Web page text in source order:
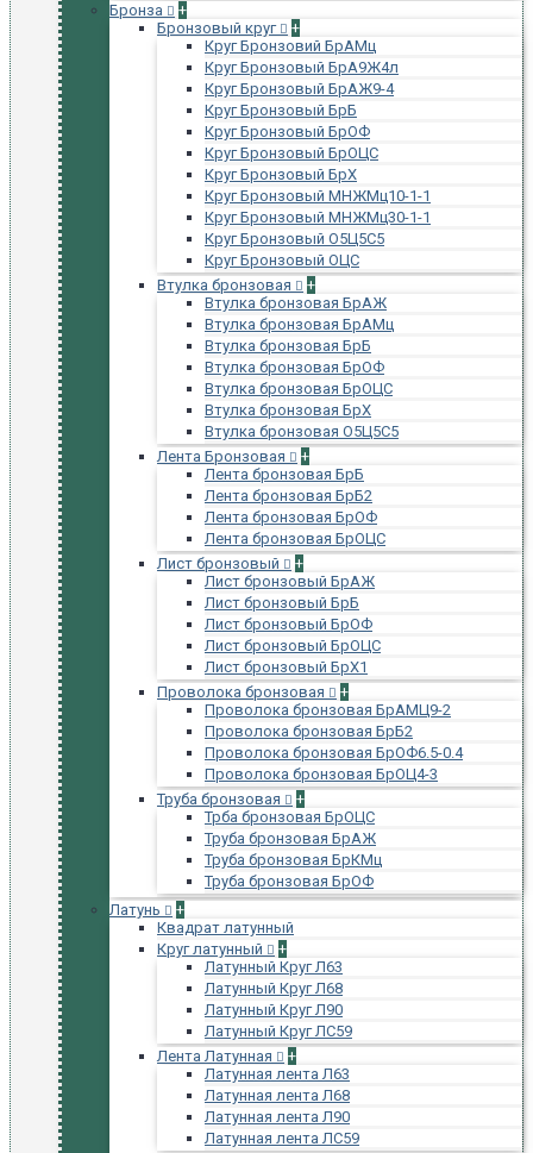
Бронза
+
Бронзовый круг
+
Круг Бронзовий БрАМц
Круг Бронзовый БрА9Ж4л
Круг Бронзовый БрАЖ9-4
Круг Бронзовый БрБ
Круг Бронзовый БрОФ
Круг Бронзовый БрОЦС
Круг Бронзовый БрХ
Круг Бронзовый МНЖМц10-1-1
Круг Бронзовый МНЖМц30-1-1
Круг Бронзовый О5Ц5С5
Круг Бронзовый ОЦС
Втулка бронзовая
+
Втулка бронзовая БрАЖ
Втулка бронзовая БрАМц
Втулка бронзовая БрБ
Втулка бронзовая БрОФ
Втулка бронзовая БрОЦС
Втулка бронзовая БрХ
Втулка бронзовая О5Ц5С5
Лента Бронзовая
+
Лента бронзовая БрБ
Лента бронзовая БрБ2
Лента бронзовая БрОФ
Лента бронзовая БрОЦС
Лист бронзовый
+
Лист бронзовый БрАЖ
Лист бронзовый БрБ
Лист бронзовый БрОФ
Лист бронзовый БрОЦС
Лист бронзовый БрХ1
Проволока бронзовая
+
Проволока бронзовая БрАМЦ9-2
Проволока бронзовая БрБ2
Проволока бронзовая БрОФ6.5-0.4
Проволока бронзовая БрОЦ4-3
Труба бронзовая
+
Трба бронзовая БрОЦС
Труба бронзовая БрАЖ
Труба бронзовая БрКМц
Труба бронзовая БрОФ
Латунь
+
Квадрат латунный
Круг латунный
+
Латунный Круг Л63
Латунный Круг Л68
Латунный Круг Л90
Латунный Круг ЛС59
Лента Латунная
+
Латунная лента Л63
Латунная лента Л68
Латунная лента Л90
Латунная лента ЛС59